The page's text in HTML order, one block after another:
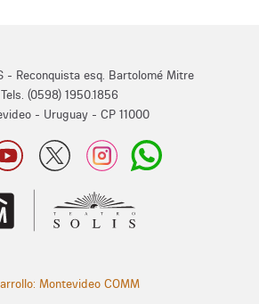
- Reconquista esq. Bartolomé Mitre
Tels. (0598) 1950.1856
- Uruguay - CP 11000
Montevideo COMM